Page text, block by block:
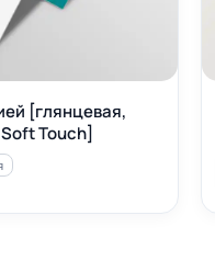
[глянцевая,
Touch]